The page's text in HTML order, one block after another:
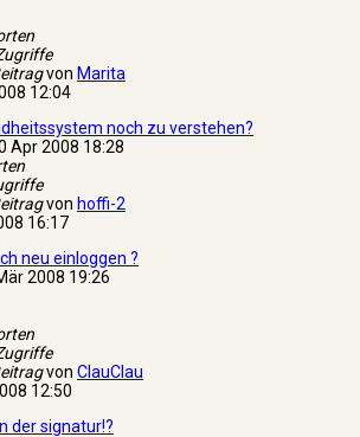
von Marita
12:04
noch zu verstehen?
Apr 2008 18:28
von hoffi-2
16:17
neu einloggen ?
2008 19:26
von ClauClau
12:50
der signatur!?